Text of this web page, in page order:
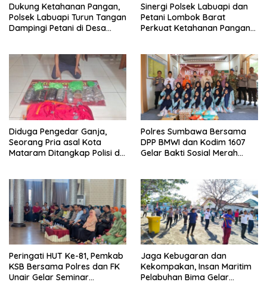
Dukung Ketahanan Pangan,
Polsek Labuapi Turun Tangan
Dampingi Petani di Desa
Sinergi Polsek Labuapi dan
Petani Lombok Barat
Perkuat Ketahanan Pangan
Diduga Pengedar Ganja,
Seorang Pria asal Kota
Mataram Ditangkap Polisi di
Polres Sumbawa Bersama
DPP BMWI dan Kodim 1607
Gelar Bakti Sosial Merah
Peringati HUT Ke-81, Pemkab
KSB Bersama Polres dan FK
Unair Gelar Seminar
Jaga Kebugaran dan
Kekompakan, Insan Maritim
Pelabuhan Bima Gelar